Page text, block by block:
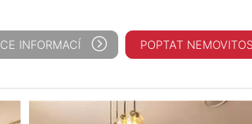
INFORMACÍ POPTAT